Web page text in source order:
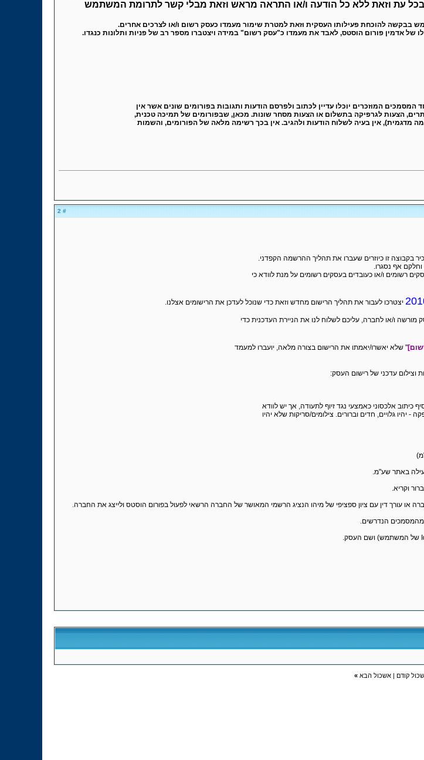
עת וזאת ללא כל הודעה ו/או התראה מראש וזאת מבלי קשר לתרומת המשתמש
בבקשה להוכחת פעילותו העסקית וזאת למטרת שימור מעמדו כעסק רשום ו/או לצרכים אחרים.
אדמין פורום הוסטס, לאבד את מעמדו כ"עסק רשום" במידה ויצטברו מספר רב של פניות ותלונות כנגדו.
המוזכרים יוכלו עדיין לכתוב ולפרסם הודעות ותגובות בפורומים שונים אשר אין
הצעות לגרפיקה בתשלום או הצעות מסחר שונות. מכאן, שבפורומים של תמיכה טכנית,
מדגמית), אין בעיה לשלוח הודעות ולהגיב. אין בכך רשימה מלאה של הפורומים, והשמות
# 2
בקבוצה זו כיוזרים שעברו את תהליך ההרשמה הקפדני.
אף נסגרו.
רשומים ו/או כעובדים בעסקים רשומים על מנת לוודא כי
יצטרכו לעבור את תהליך הרישום מחדש וזאת כדי שנוכל לעדכן את הרישומים אצלנו.
ו/או לחברה, עליכם לשלוח לנו את הניירת העדכנית כדי
" שלא יאשרו/יאמתו את הרישום בצורה מלאה, יועברו למעמד
וצילום עדכני של רישום העסק:
גלויים, חדים וברורים. צילומים/סריקות שלא יהיו
באתר שע"מ.
וקריא.
או עורך דין עם ציון ספציפי של מיהו הנציג הרשמי המאושר של החברה הרשאי לפעול בפורום הוסטס ולייצג את החברה.
קודם | אשכול הבא »